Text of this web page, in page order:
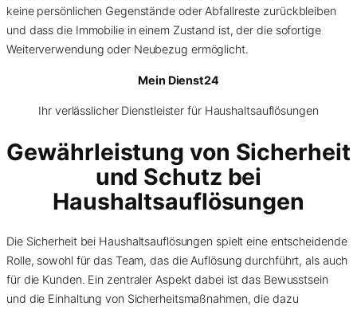
keine persönlichen Gegenstände oder Abfallreste zurückbleiben
und dass die Immobilie in einem Zustand ist, der die sofortige
Weiterverwendung oder Neubezug ermöglicht.
Mein Dienst24
Ihr verlässlicher Dienstleister für Haushaltsauflösungen
Gewährleistung von Sicherheit
und Schutz bei
Haushaltsauflösungen
Die Sicherheit bei Haushaltsauflösungen spielt eine entscheidende
Rolle, sowohl für das Team, das die Auflösung durchführt, als auch
für die Kunden. Ein zentraler Aspekt dabei ist das Bewusstsein
und die Einhaltung von Sicherheitsmaßnahmen, die dazu